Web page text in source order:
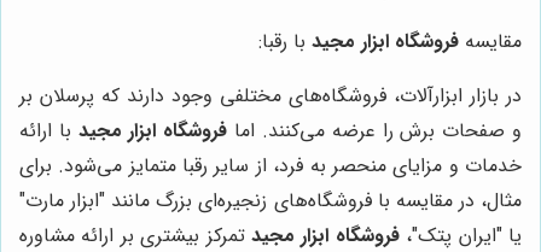
مقایسه فروشگاه ابزار مجید با رقبا:
در بازار ابزارآلات، فروشگاه‌های مختلفی وجود دارند که پرسلان بر
و صفحات برش را عرضه می‌کنند. اما فروشگاه ابزار مجید با ارائه
خدمات و مزایای منحصر به فرد، از سایر رقبا متمایز می‌شود. برای
مثال، در مقایسه با فروشگاه‌های زنجیره‌ای بزرگ مانند "ابزار مارت"
یا "ایران پتک"،فروشگاه ابزار مجید تمرکز بیشتری بر ارائه مشاوره